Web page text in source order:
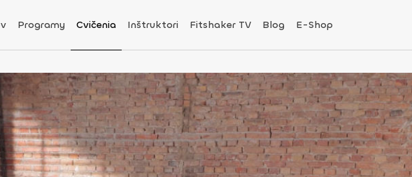
Programy Cvičenia Inštruktori Fitshaker TV Blog E-Shop